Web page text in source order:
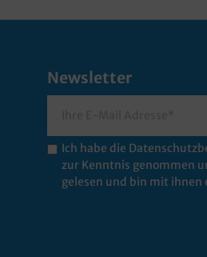
Newsletter
Ich habe die
zur Kenntnis genommen
gelesen und bin mit ihnen